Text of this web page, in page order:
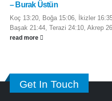
– Burak Üstün
Koç 13:20, Boğa 15:06, İkizler
Başak 21:44, Terazi 24:10, Akrep
read more
Get In Touch